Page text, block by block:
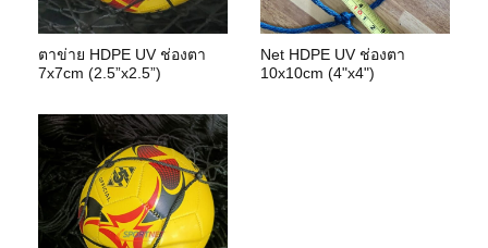
ตาข่าย HDPE UV ช่องตา
7x7cm (2.5”x2.5”)
Net HDPE UV ช่องตา
10x10cm (4"x4")